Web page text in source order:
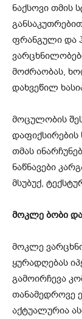
ნაქსოვი თმის
ფრანგული და
მოძრაობას,
დახვეწილ
მოცულობის
დაფიქსირების
თმას
ნაწნავები
მსუბუქ,
მოკლე ბობი და
მოკლე
ყურადღებას
გამოირჩევა
თანამედროვე
აქტუალურია